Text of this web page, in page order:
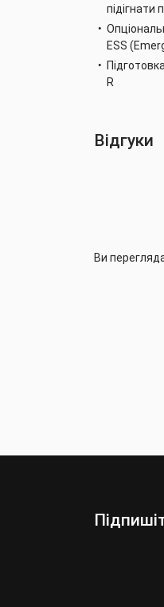
підігнати
ESS
R
Відгуки
Ви